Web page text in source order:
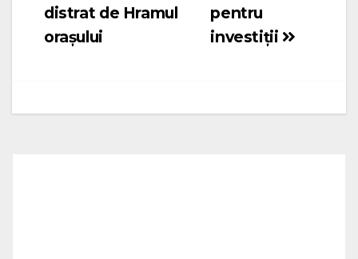
pentru
investiții
distrat de Hramul
orașului